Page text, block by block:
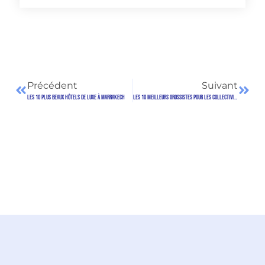
Précédent
Les 10 plus beaux hôtels de luxe à Marrakech
Suivant
Les 10 meilleurs grossistes pour les Collectivités